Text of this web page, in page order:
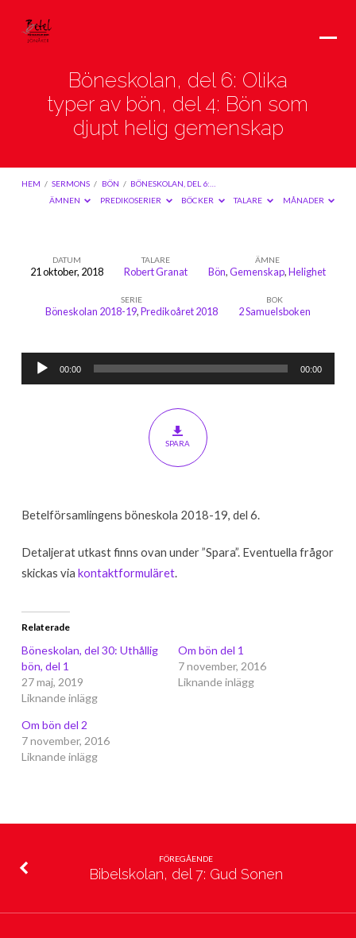
Böneskolan, del 6: Olika
typer av bön, del 4: Bön som
djupt helig gemenskap
HEM / SERMONS / BÖN / BÖNESKOLAN, DEL 6:…
ÄMNEN
PREDIKOSERIER BÖCKER TALARE MÅNADER
Böneskolan,
Olika
typer
av
djupt
gemenskap
DATUM
21 oktober, 2018
TALARE
Robert Granat
ÄMNE
Bön,Gemenskap,Helighet
SERIE
Böneskolan 2018-19,Predikoåret 2018
BOK
2 Samuelsboken
Ljudspelare
00:00 00:00
SPARA
Betelförsamlingens böneskola 2018-19, del 6.
Detaljerat utkast finns ovan under ”Spara”. Eventuella frågor
skickas via kontaktformuläret.
Relaterade
Böneskolan, del 30: Uthållig
bön, del 1
27 maj, 2019
Liknande inlägg
Om bön del 1
7 november, 2016
Liknande inlägg
Om bön del 2
7 november, 2016
Liknande inlägg
FÖREGÅENDE
Bibelskolan, del 7: Gud Sonen